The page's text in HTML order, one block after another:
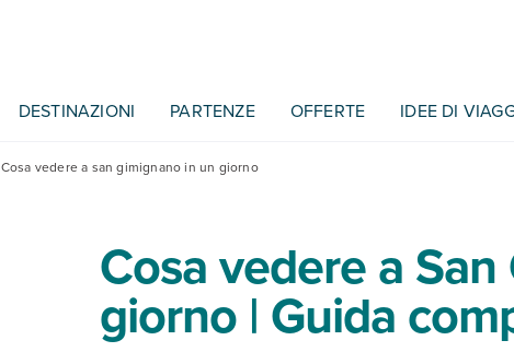
DESTINAZIONI PARTENZE OFFERTE IDEE DI
Cosa vedere a san gimignano in un giorno
Cosa vedere a
giorno | Guida